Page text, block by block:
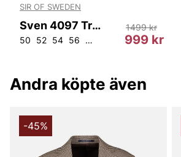
154
SIR OF SWEDEN
Sven 4097 Trouser
50 52 54 56 58 100 104 108
999 kr
1499 kr
Andra köpte även
-45%